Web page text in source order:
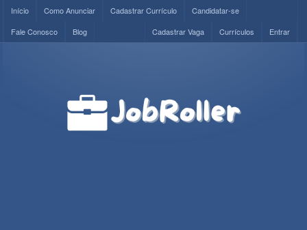
Início Como Anunciar Cadastrar Currículo
Candidatar-se
Fale Conosco
Blog Entrar
Currículos
Cadastrar Vaga